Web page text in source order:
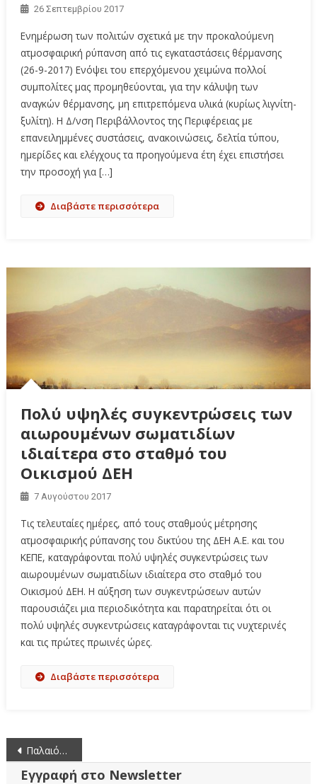
26 Σεπτεμβρίου 2017
Ενημέρωση των πολιτών σχετικά με την προκαλούμενη
ατμοσφαιρική ρύπανση από τις εγκαταστάσεις θέρμανσης
(26-9-2017) Ενόψει του επερχόμενου χειμώνα πολλοί
συμπολίτες μας προμηθεύονται, για την κάλυψη των
αναγκών θέρμανσης, μη επιτρεπόμενα υλικά (κυρίως λιγνίτη-
ξυλίτη). Η Δ/νση Περιβάλλοντος της Περιφέρειας με
επανειλημμένες συστάσεις, ανακοινώσεις, δελτία τύπου,
ημερίδες και ελέγχους τα προηγούμενα έτη έχει επιστήσει
την προσοχή για […]
Διαβάστε περισσότερα
Πολύ υψηλές συγκεντρώσεις των
αιωρουμένων σωματιδίων
ιδιαίτερα στο σταθμό του
Οικισμού ΔΕΗ
7 Αυγούστου 2017
Τις τελευταίες ημέρες, από τους σταθμούς μέτρησης
ατμοσφαιρικής ρύπανσης του δικτύου της ΔΕΗ Α.Ε. και του
ΚΕΠΕ, καταγράφονται πολύ υψηλές συγκεντρώσεις των
αιωρουμένων σωματιδίων ιδιαίτερα στο σταθμό του
Οικισμού ΔΕΗ. Η αύξηση των συγκεντρώσεων αυτών
παρουσιάζει μια περιοδικότητα και παρατηρείται ότι οι
πολύ υψηλές συγκεντρώσεις καταγράφονται τις νυχτερινές
και τις πρώτες πρωινές ώρες.
Διαβάστε περισσότερα
Πλοήγηση
άρθρων
Παλαιότερα άρθρα
Εγγραφή στο Newsletter